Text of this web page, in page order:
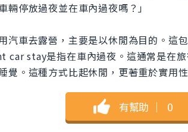
輛停放過夜並在車內過夜嗎？」
汽車去露營，主要是以休閒為目的。這
car stay是指在車內過夜。這通常是在
覺。這種方式比起休閒，更著重於實用性
有幫助 ｜ 0